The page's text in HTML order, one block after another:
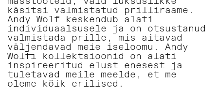
käsitsi valmistatud prilliraame.
Andy Wolf keskendub alati
individuaalsusele ja on otsustanud
valmistada prille, mis aitavad
väljendavad meie iseloomu. Andy
Wolfi kollektsioonid on alati
inspireeritud elust enesest ja
tuletavad meile meelde, et me
oleme kõik erilised.